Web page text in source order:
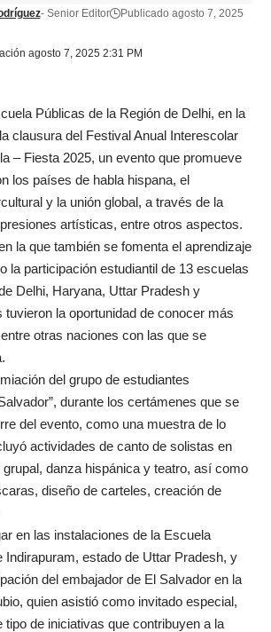
agosto 7, 2025 2:31 PM
- Senior Editor
Publicado agosto 7, 2025
Públicas de la Región de Delhi, en la
clausura del Festival Anual Interescolar
– Fiesta 2025, un evento que promueve
los países de habla hispana, el
y la unión global, a través de la
artísticas, entre otros aspectos.
la que también se fomenta el aprendizaje
la participación estudiantil de 13 escuelas
Delhi, Haryana, Uttar Pradesh y
tuvieron la oportunidad de conocer más
otras naciones con las que se
del grupo de estudiantes
durante los certámenes que se
del evento, como una muestra de lo
actividades de canto de solistas en
danza hispánica y teatro, así como
diseño de carteles, creación de
en las instalaciones de la Escuela
Indirapuram, estado de Uttar Pradesh, y
del embajador de El Salvador en la
quien asistió como invitado especial,
tipo de iniciativas que contribuyen a la